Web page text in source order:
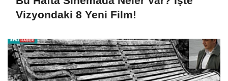
Vizyondaki 8 Yeni Film!